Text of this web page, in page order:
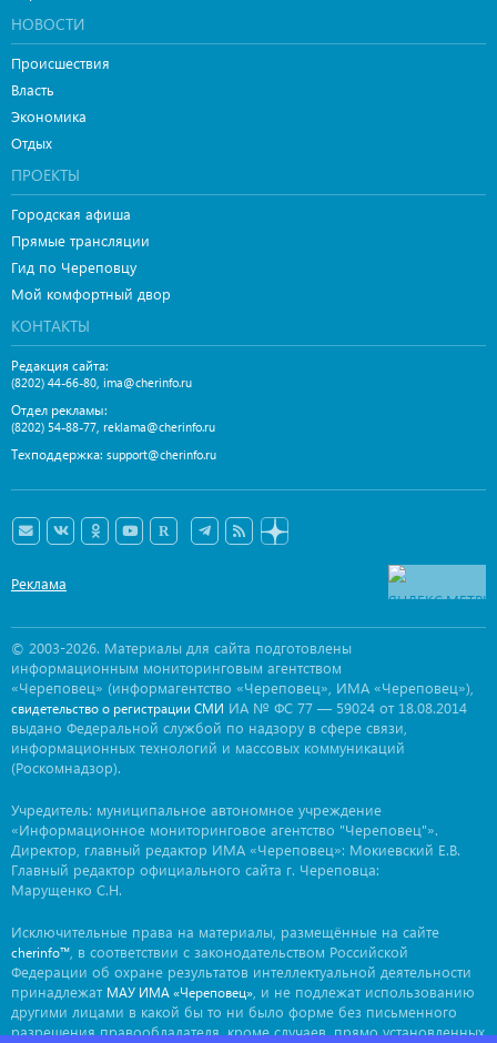
НОВОСТИ
Происшествия
Власть
Экономика
Отдых
ПРОЕКТЫ
Городская афиша
Прямые трансляции
Гид по Череповцу
Мой комфортный двор
КОНТАКТЫ
Редакция сайта:
(8202) 44-66-80, ima@cherinfo.ru
Отдел рекламы:
(8202) 54-88-77, reklama@cherinfo.ru
Техподдержка: support@cherinfo.ru
Реклама
© 2003-2026. Материалы для сайта подготовлены
информационным мониторинговым агентством
«Череповец» (информагентство «Череповец», ИМА «Череповец»),
свидетельство о регистрации СМИ ИА № ФС 77 — 59024 от 18.08.2014
выдано Федеральной службой по надзору в сфере связи,
информационных технологий и массовых коммуникаций
(Роскомнадзор).
Учредитель: муниципальное автономное учреждение
«Информационное мониторинговое агентство "Череповец"».
Директор, главный редактор ИМА «Череповец»: Мокиевский Е.В.
Главный редактор официального сайта г. Череповца:
Марущенко С.Н.
Исключительные права на материалы, размещённые на сайте
cherinfo™ , в соответствии с законодательством Российской
Федерации об охране результатов интеллектуальной деятельности
принадлежат МАУ ИМА «Череповец» , и не подлежат использованию
другими лицами в какой бы то ни было форме без письменного
разрешения правообладателя, кроме случаев, прямо установленных